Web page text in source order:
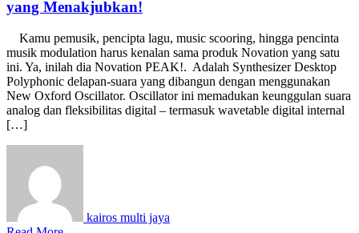
yang Menakjubkan!
Kamu pemusik, pencipta lagu, music scooring, hingga pencinta
musik modulation harus kenalan sama produk Novation yang satu
ini. Ya, inilah dia Novation PEAK!. Adalah Synthesizer Desktop
Polyphonic delapan-suara yang dibangun dengan menggunakan
New Oxford Oscillator. Oscillator ini memadukan keunggulan suara
analog dan fleksibilitas digital – termasuk wavetable digital internal
[…]
kairos multi jaya